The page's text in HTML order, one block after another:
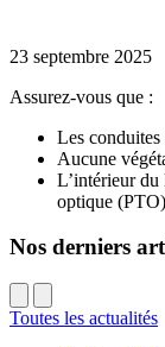
23 septembre 2025
Assurez-vous que :
Les conduites
Aucune
L’intérieur du
optique
Nos derniers
Toutes les actualités